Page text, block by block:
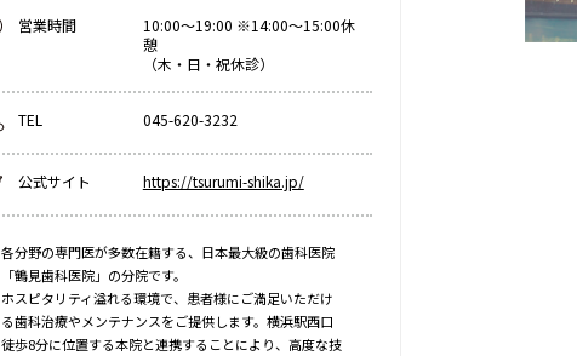
営業時間
10:00～19:00 ※14:00～15:00休
憩
（木・日・祝休診）
TEL 045-620-3232
公式サイト https://tsurumi-shika.jp/
各分野の専門医が多数在籍する、日本最大級の歯科医院
「鶴見歯科医院」の分院です。
ホスピタリティ溢れる環境で、患者様にご満足いただけ
る歯科治療やメンテナンスをご提供します。横浜駅西口
徒歩8分に位置する本院と連携することにより、高度な技